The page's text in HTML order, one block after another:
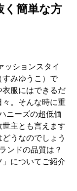
く簡単な方
ションスタイ
すみゆうこ）で
服にはできるだ
。そんな時に重
ニーズの超低価
主とも言えます
うなのでしょう
ンドの品質は？
についてご紹介